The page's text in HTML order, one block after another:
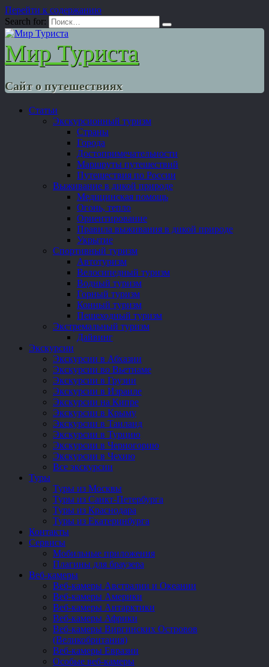
Перейти к содержанию
Search for:
Мир Туриста
Сайт о путешествиях
Статьи
Экскурсионный туризм
Страны
Города
Достопримечательности
Маршруты путешествий
Путешествия по России
Выживание в дикой природе
Медицинская помощь
Огонь, тепло
Ориентирование
Правила выживания в дикой природе
Укрытие
Спортивный туризм
Автотуризм
Велосипедный туризм
Водный туризм
Горный туризм
Конный туризм
Пешеходный туризм
Экстремальный туризм
Дайвинг
Экскурсии
Экскурсии в Абхазии
Экскурсии во Вьетнаме
Экскурсии в Грузии
Экскурсии в Израиле
Экскурсии на Кипре
Экскурсии в Крыму
Экскурсии в Таиланд
Экскурсии в Турцию
Экскурсии в Черногорию
Экскурсии в Чехию
Все экскурсии
Туры
Туры из Москвы
Туры из Санкт-Петербурга
Туры из Краснодара
Туры из Екатеринбурга
Контакты
Сервисы
Мобильные приложения
Плагины для браузера
Веб-камеры
Веб-камеры Австралии и Океании
Веб-камеры Америки
Веб-камеры Антарктики
Веб-камеры Африки
Веб-камеры Виргинских Островов
(Великобритания)
Веб-камеры Евразии
Особые веб-камеры